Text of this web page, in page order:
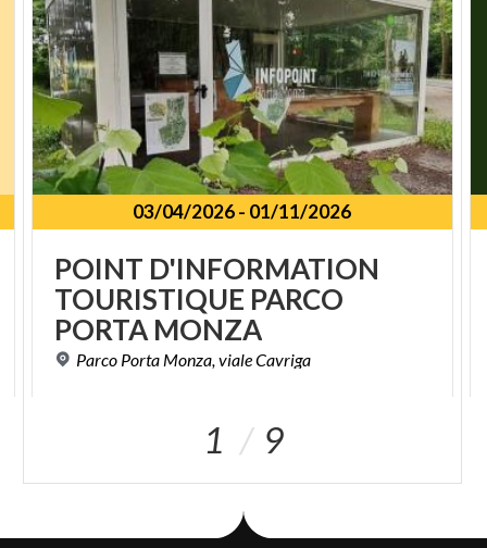
03/04/2026- 01/11/2026
POINT D'INFORMATION
TOURISTIQUE PARCO
PORTA MONZA
Parco Porta Monza,vialeCavriga
1 9